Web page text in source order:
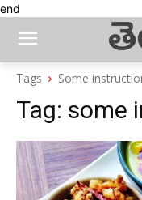
end
Tags Some
Tag: some